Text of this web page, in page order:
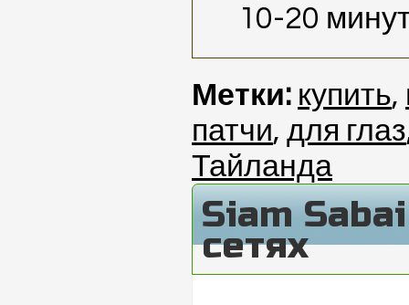
10-20
Метки: купить,
патчи, для глаз
Тайланда
Siam
сетях